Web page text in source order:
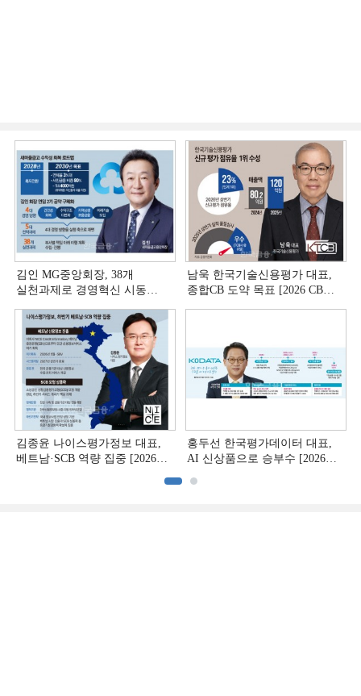
김인 MG중앙회장, 38개
실천과제로 경영혁신 시동
남욱 한국기술신용평가 대표,
종합CB 도약 목표 [2026 CB사
김종윤 나이스평가정보 대표,
베트남·SCB 역량 집중 [2026
홍두선 한국평가데이터 대표,
AI 신상품으로 승부수 [2026